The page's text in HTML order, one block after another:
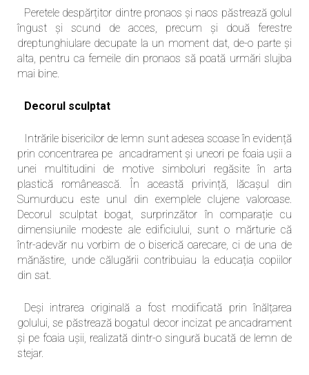
Peretele despărțitor dintre pronaos și naos păstrează golul
îngust și scund de acces, precum și două ferestre
dreptunghiulare decupate la un moment dat, de-o parte și
alta, pentru ca femeile din pronaos să poată urmări slujba
mai bine.
Decorul sculptat
Intrările bisericilor de lemn sunt adesea scoase în evidență
prin concentrarea pe ancadrament și uneori pe foaia ușii a
unei multitudini de motive simboluri regăsite în arta
plastică românească. În această privință, lăcașul din
Sumurducu este unul din exemplele clujene valoroase.
Decorul sculptat bogat, surprinzător în comparație cu
dimensiunile modeste ale edificiului, sunt o mărturie că
într-adevăr nu vorbim de o biserică oarecare, ci de una de
mănăstire, unde călugării contribuiau la educația copiilor
din sat.
Deși intrarea originală a fost modificată prin înălțarea
golului, se păstrează bogatul decor incizat pe ancadrament
și pe foaia ușii, realizată dintr-o singură bucată de lemn de
stejar.